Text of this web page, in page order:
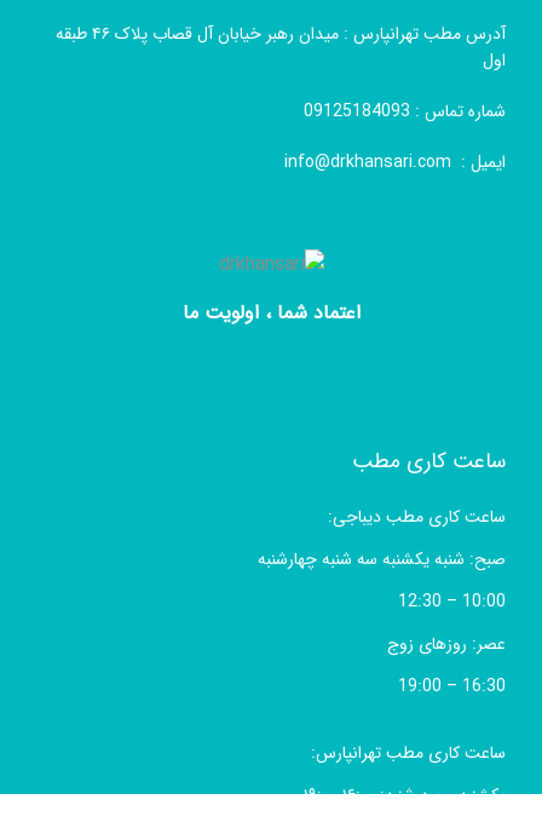
آدرس مطب تهرانپارس : میدان رهبر خیابان آل قصاب پلاک ۴۶ طبقه
اول
شماره تماس :
ایمیل : info@drkhansari.com
اعتماد شما ، اولویت ما
ساعت کاری مطب
ساعت کاری مطب دیباجی:
صبح: شنبه یکشنبه سه شنبه چهارشنبه
10:00 – 12:30
عصر: روزهای زوج
16:30 – 19:00
ساعت کاری مطب تهرانپارس:
یکشنبه و سه شنبه: ۱۶:۰۰-۱۹:۰۰